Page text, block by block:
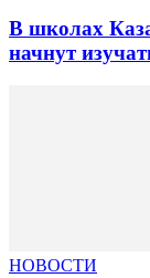
В школах
начнут
НОВОСТИ